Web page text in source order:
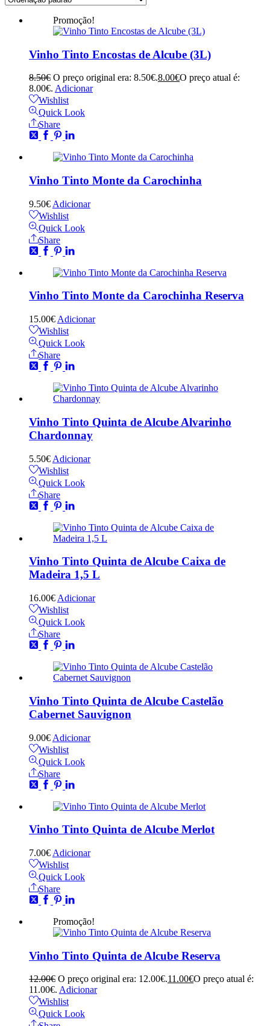
Promoção!
Vinho Tinto Encostas de Alcube (3L)
8.50€ O preço original era: 8.50€.8.00€O preço atual é:
8.00€. Adicionar
Wishlist
Quick Look
Share
Vinho Tinto Monte da Carochinha
9.50€ Adicionar
Wishlist
Quick Look
Share
Vinho Tinto Monte da Carochinha Reserva
15.00€ Adicionar
Wishlist
Quick Look
Share
Vinho Tinto Quinta de Alcube Alvarinho
Chardonnay
5.50€ Adicionar
Wishlist
Quick Look
Share
Vinho Tinto Quinta de Alcube Caixa de
Madeira 1,5 L
16.00€ Adicionar
Wishlist
Quick Look
Share
Vinho Tinto Quinta de Alcube Castelão
Cabernet Sauvignon
9.00€ Adicionar
Wishlist
Quick Look
Share
Vinho Tinto Quinta de Alcube Merlot
7.00€ Adicionar
Wishlist
Quick Look
Share
Promoção!
Vinho Tinto Quinta de Alcube Reserva
12.00€ O preço original era: 12.00€.11.00€O preço atual é:
11.00€. Adicionar
Wishlist
Quick Look